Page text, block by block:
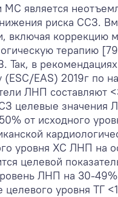
является
риска ССЗ.
включая коррекцию
терапию
Так, в
(ESC/EAS) 2019г по
ЛНП составляют
целевые значения
от исходного
уровня ХС ЛНП на
целевой
ЛНП на 30-
уровня ТГ